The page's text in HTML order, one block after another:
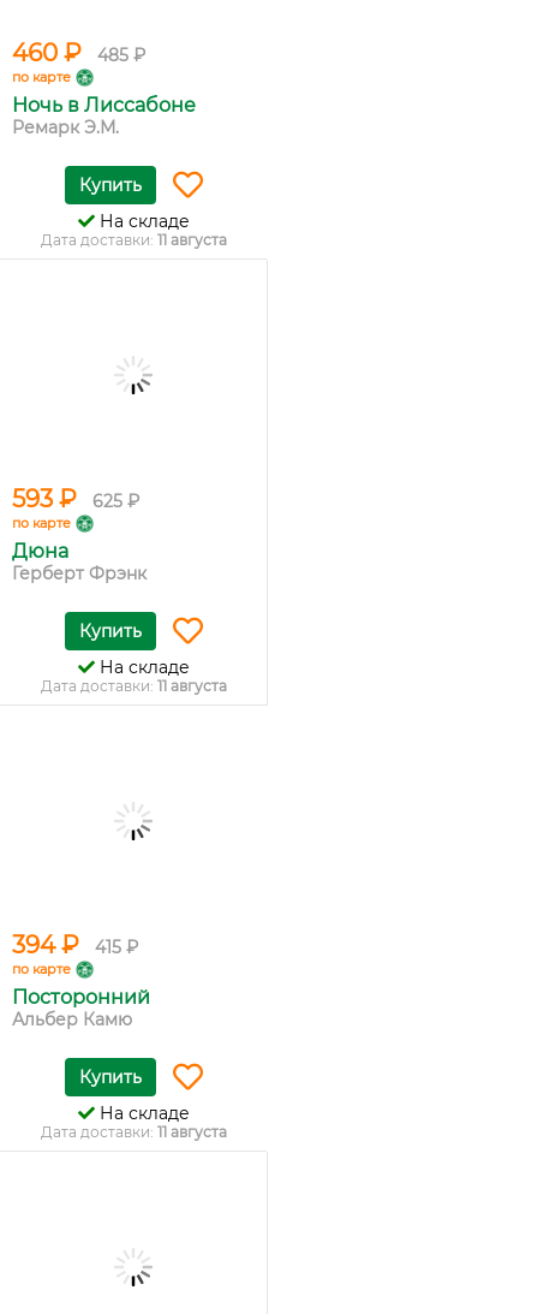
460 ₽ 485 ₽
по карте
Ночь в Лиссабоне
Ремарк Э.М.
Купить
На складе
Дата доставки: 11 августа
593 ₽ 625 ₽
по карте
Дюна
Герберт Фрэнк
Купить
На складе
Дата доставки: 11 августа
394 ₽ 415 ₽
по карте
Посторонний
Альбер Камю
Купить
На складе
Дата доставки: 11 августа